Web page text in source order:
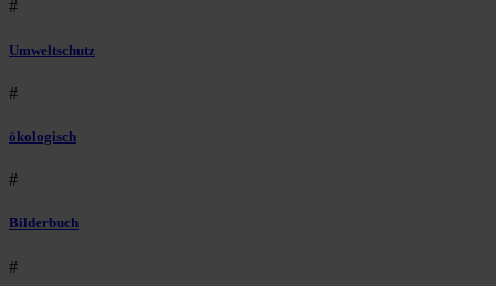
#
Umweltschutz
#
ökologisch
#
Bilderbuch
#